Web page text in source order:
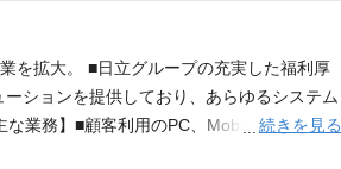
を拡大。 ■日立グループの充実した福利厚
ションを提供しており、あらゆるシステム
業務】■顧客利用のPC、Mobile（iPhone/i
用メンバーの統制や運用課題のマネジメン
続きを見る